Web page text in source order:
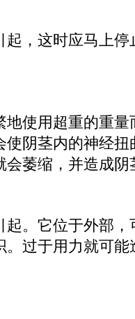
，这时应马上停
使用超重的重量
阴茎内的神经
会萎缩，并造成阴
。它位于外部，
过于用力就可